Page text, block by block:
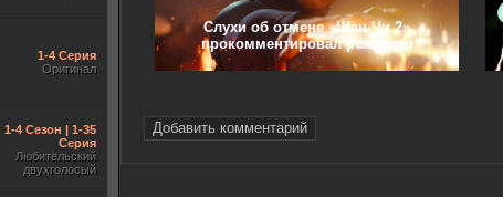
Слухи об отмене «Шан-Чи 2»
прокомментировал режиссер
Добавить комментарий
1-4 Серия
Оригинал
1-4 Сезон | 1-35
Серия
Любительский
двухголосый